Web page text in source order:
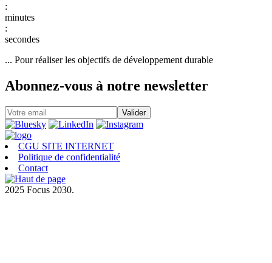
:
:
... Pour réaliser les objectifs de développement durable
Abonnez-vous à notre newsletter
CGU SITE INTERNET
Politique de confidentialité
Contact
2025 Focus 2030.